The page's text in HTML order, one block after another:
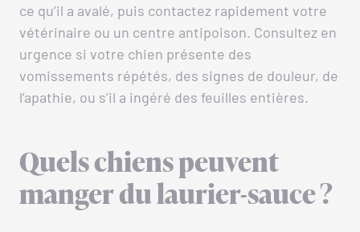
ce qu’il a avalé, puis contactez rapidement votre
vétérinaire ou un centre antipoison. Consultez en
urgence si votre chien présente des
vomissements répétés, des signes de douleur, de
l’apathie, ou s’il a ingéré des feuilles entières.
Quels chiens peuvent
manger du laurier-sauce ?